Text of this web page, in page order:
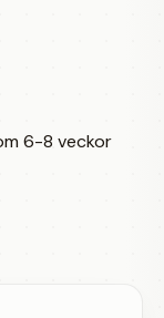
6-8 veckor